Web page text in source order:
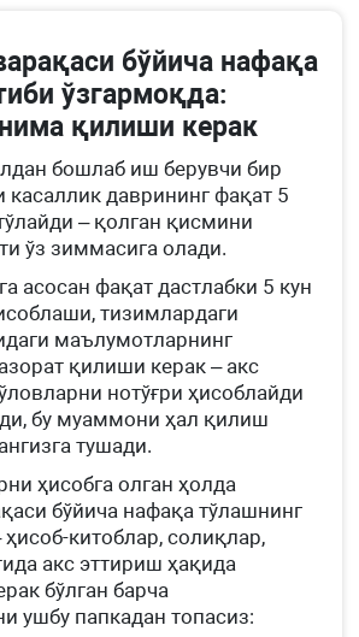
бўйича нафақа
ўзгармоқда:
нима қилиши керак
бошлаб иш берувчи бир
касаллик даврининг фақат 5
– қолган қисмини
ўз зиммасига олади.
асосан фақат дастлабки 5 кун
тизимлардаги
маълумотларнинг
қилиши керак – акс
нотўғри ҳисоблайди
бу муаммони ҳал қилиш
тушади.
ҳисобга олган ҳолда
бўйича нафақа тўлашнинг
ҳисоб-китоблар, солиқлар,
акс эттириш ҳақида
бўлган барча
ушбу папкадан топасиз: